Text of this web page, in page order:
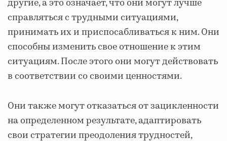
другие, а это означает, что они могут лучше
справляться с трудными ситуациями,
принимать их и приспосабливаться к ним. Они
способны изменить свое отношение к этим
ситуациям. После этого они могут действовать
в соответствии со своими ценностями.
Они также могут отказаться от зацикленности
на определенном результате, адаптировать
свои стратегии преодоления трудностей,